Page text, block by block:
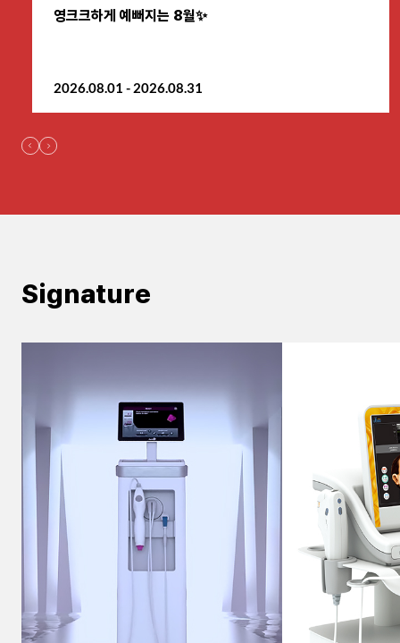
이천점
인천부평점
천안신부점
청주점
홍대점
영크크하게 예뻐지는 8월✨
2026.08.01 - 2026.08.31
Signature